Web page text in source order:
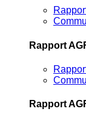
Rapport
Rapport